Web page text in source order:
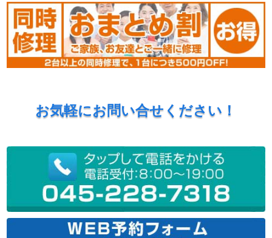
お気軽にお問い合せください！